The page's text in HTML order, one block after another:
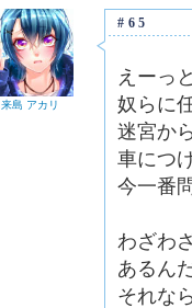
来島 アカリ
#65
えーっ
奴らに
迷宮か
車につ
今一番
わざわ
あるん
それな